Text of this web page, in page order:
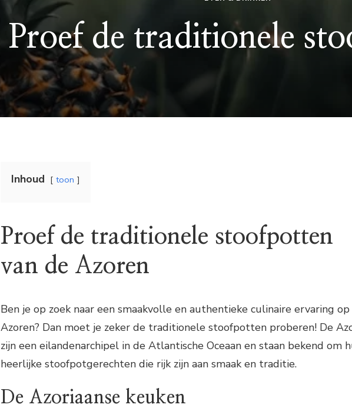
Proef de traditionele
Inhoud toon
Proef de traditionele stoofpotten
van de Azoren
Ben je op zoek naar een smaakvolle en authentieke culinaire ervaring
Azoren? Dan moet je zeker de traditionele stoofpotten proberen! De
zijn een eilandenarchipel in de Atlantische Oceaan en staan bekend om
heerlijke stoofpotgerechten die rijk zijn aan smaak en traditie.
De Azoriaanse keuken